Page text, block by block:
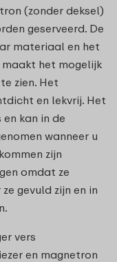
(zonder deksel)
geserveerd. De
materiaal en het
het mogelijk
zien. Het
en lekvrij. Het
kan in de
wanneer u
zijn
omdat ze
gevuld zijn en in
vers
en magnetron